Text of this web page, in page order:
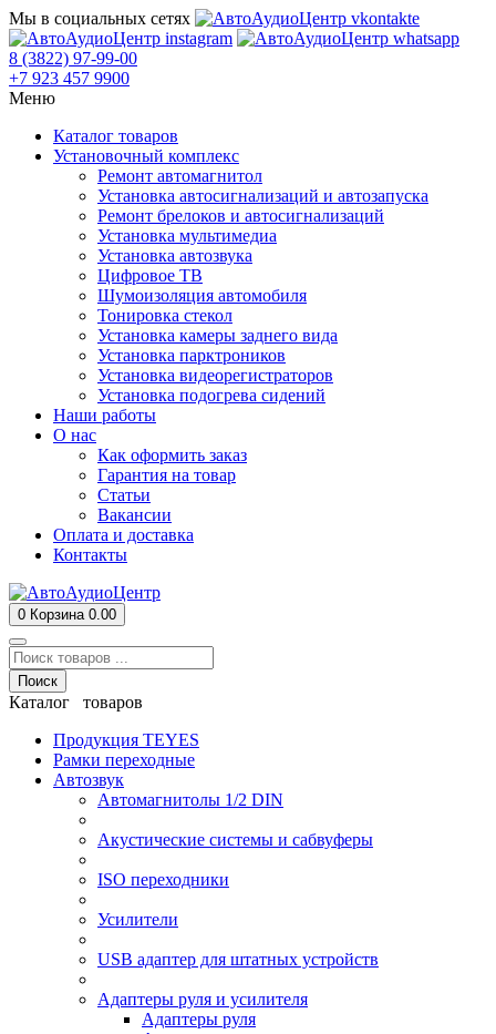
Мы в социальных сетях
8 (3822) 97-99-00
+7 923 457 9900
Меню
Каталог товаров
Установочный комплекс
Ремонт автомагнитол
Установка автосигнализаций и автозапуска
Ремонт брелоков и автосигнализаций
Установка мультимедиа
Установка автозвука
Цифровое ТВ
Шумоизоляция автомобиля
Тонировка стекол
Установка камеры заднего вида
Установка парктроников
Установка видеорегистраторов
Установка подогрева сидений
Наши работы
О нас
Как оформить заказ
Гарантия на товар
Статьи
Вакансии
Оплата и доставка
Контакты
0 Корзина 0.00
Поиск
Каталог товаров
Продукция TEYES
Рамки переходные
Автозвук
Автомагнитолы 1/2 DIN
Акустические системы и сабвуферы
ISO переходники
Усилители
USB адаптер для штатных устройств
Адаптеры руля и усилителя
Адаптеры руля